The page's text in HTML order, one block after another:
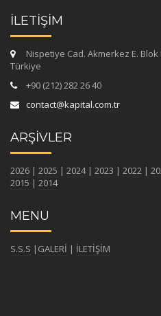
İLETİŞİM
Nispetiye Cad. Akmerkez E.
Türkiye
+90 (212) 282 26 40
contact@kapital.com.tr
ARŞİVLER
2026 | 2025 | 2024| 2023 | 2022 |
2015 | 2014
MENU
S.S.S | GALERİ | İLETİŞİM